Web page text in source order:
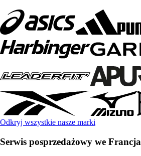
Odkryj wszystkie nasze marki
Serwis posprzedażowy we Francja